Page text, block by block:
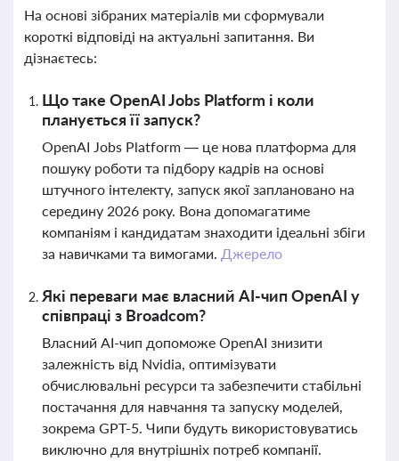
На основі зібраних матеріалів ми сформували
короткі відповіді на актуальні запитання. Ви
дізнаєтесь:
Що таке OpenAI Jobs Platform і коли
планується її запуск?
OpenAI Jobs Platform — це нова платформа для
пошуку роботи та підбору кадрів на основі
штучного інтелекту, запуск якої заплановано на
середину 2026 року. Вона допомагатиме
компаніям і кандидатам знаходити ідеальні збіги
за навичками та вимогами. Джерело
Які переваги має власний AI-чип OpenAI у
співпраці з Broadcom?
Власний AI-чип допоможе OpenAI знизити
залежність від Nvidia, оптимізувати
обчислювальні ресурси та забезпечити стабільні
постачання для навчання та запуску моделей,
зокрема GPT-5. Чипи будуть використовуватись
виключно для внутрішніх потреб компанії.